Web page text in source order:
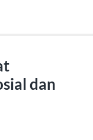
dan